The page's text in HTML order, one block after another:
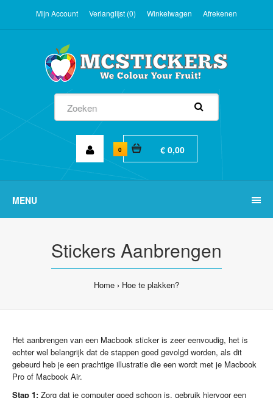
Mijn Account Verlanglijst (0) Winkelwagen Afrekenen
0 € 0,00
MENU
Stickers Aanbrengen
Home Hoe te plakken?
Het aanbrengen van een Macbook sticker is zeer eenvoudig, het is
echter wel belangrijk dat de stappen goed gevolgd worden, als dit
gebeurd heb je een prachtige illustratie die een wordt met je Macbook
Pro of Macbook Air.
Stap 1: Zorg dat je computer goed schoon is, gebruik hiervoor een